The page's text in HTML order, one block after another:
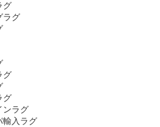
グ
ラグ
グ
グ
ンラグ
輸入ラグ